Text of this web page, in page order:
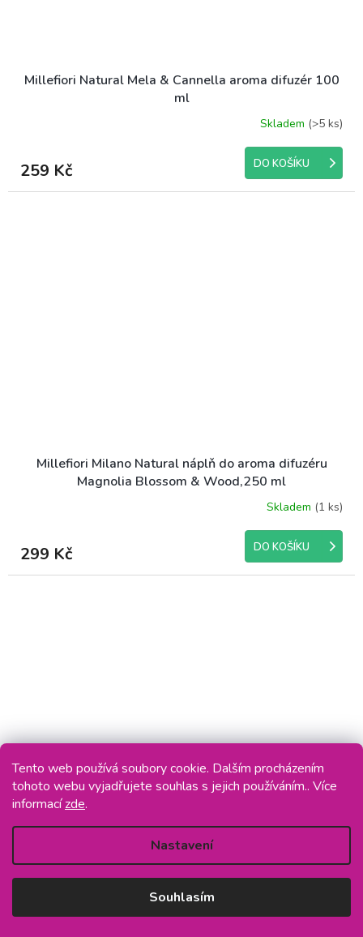
Tento web používá soubory cookie. Dalším procházením
tohoto webu vyjadřujete souhlas s jejich používáním.. Více
informacízde.
Nastavení
Souhlasím
Millefiori Natural Mela & Cannella aroma difuzér 100
ml
Skladem (>5 ks)
259 Kč DO KOŠÍKU
Millefiori Milano Natural náplň do aroma difuzéru
Magnolia Blossom & Wood,250 ml
Skladem (1 ks)
299 Kč DO KOŠÍKU
Millefiori Milano Natural náplň do aroma difuzéru
Mela & Cannella, 250 ml